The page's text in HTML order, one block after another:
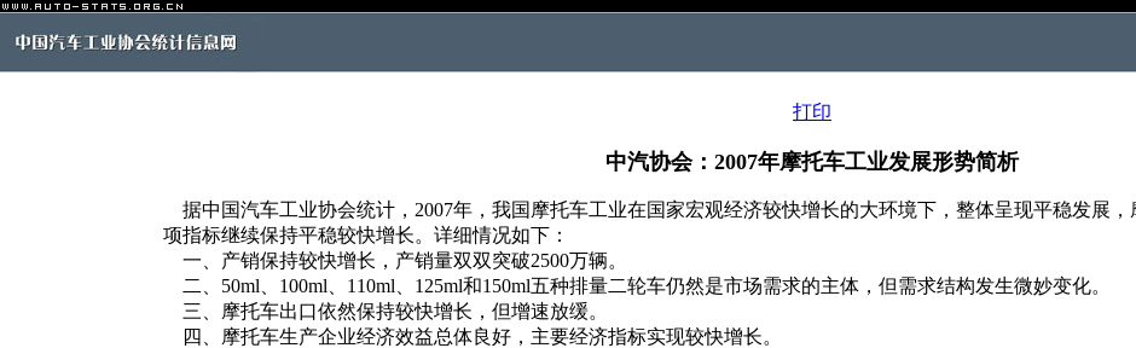
打印
中汽协会：2007年摩托车工业发展形势简析
据中国汽车工业协会统计，2007年，我国摩托车工业在国家宏观经济较快增长的大环境下，整体呈现平稳发展
项指标继续保持平稳较快增长。详细情况如下：
一、产销保持较快增长，产销量双双突破2500万辆。
二、50ml、100ml、110ml、125ml和150ml五种排量二轮车仍然是市场需求的主体，但需求结构发生微妙变化。
三、摩托车出口依然保持较快增长，但增速放缓。
四、摩托车生产企业经济效益总体良好，主要经济指标实现较快增长。